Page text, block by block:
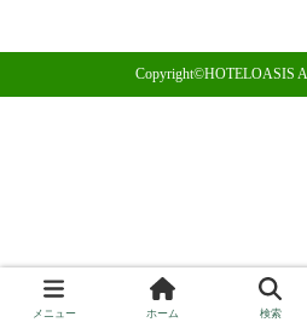
Copyright©HOTELOASIS
メニュー ホーム 検索